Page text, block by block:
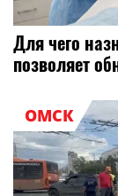
Для чего
позволяет
ОМСК